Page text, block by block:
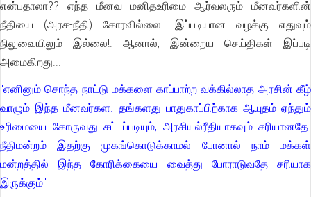
என்பதாலா?? எந்த மீனவ மனிதஉரிமை ஆர்வலரும் மீனவர்களின்
நீதியை (அரச-நீதி) கோரவில்லை. இப்படியான வழக்கு எதுவும்
நிலுவையிலும் இல்லை!. ஆனால், இன்றைய செய்திகள் இப்படி
அமைகிறது...
''எனினும் சொந்த நாட்டு மக்களை காப்பாற்ற வக்கில்லாத அரசின் கீழ்
வாழும் இந்த மீனவர்கள. தங்களது பாதுகாப்பிற்காக ஆயுதம் ஏந்தும்
உரிமையை கோருவது சட்டப்படியும், அரசியல்ரீதியாகவும் சரியானதே.
நீதிமன்றம் இதற்கு முகங்கொடுக்காமல் போனால் நாம் மக்கள்
மன்றத்தில் இந்த கோரிக்கையை வைத்து போராடுவதே சரியாக
இருக்கும்''